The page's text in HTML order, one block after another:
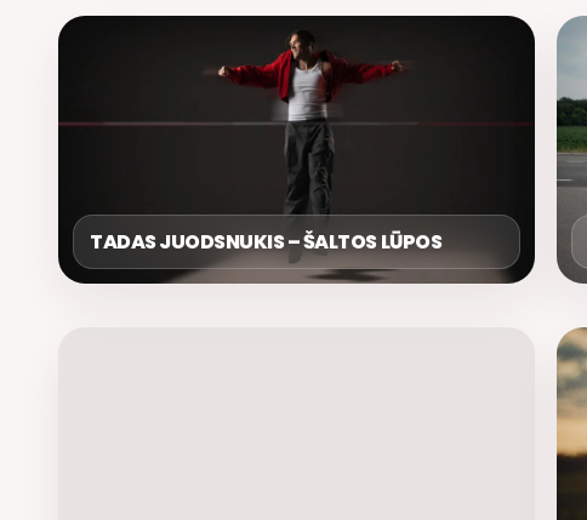
TADAS JUODSNUKIS – ŠALTOS LŪPOS
JUSTINAS JARUTIS, PAULINA
PAUKŠTAITYTĖ – DIENĄ PO DIENOS